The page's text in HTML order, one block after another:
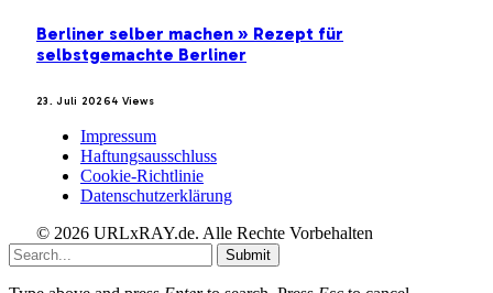
Berliner selber machen » Rezept für
selbstgemachte Berliner
23. Juli 20264 Views
Impressum
Haftungsausschluss
Cookie-Richtlinie
Datenschutzerklärung
© 2026 URLxRAY.de. Alle Rechte Vorbehalten
Submit